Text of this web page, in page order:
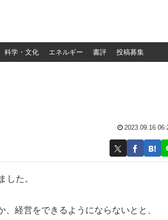
科学・文化 エネルギー 書評 投稿募集
2023.09.16
した。
経営をできるようにならないとと、